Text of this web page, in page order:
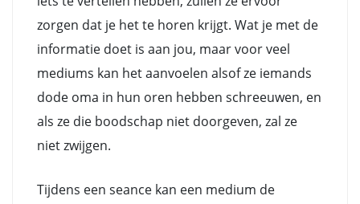
zorgen dat je het te horen krijgt. Wat je met de
informatie doet is aan jou, maar voor veel
mediums kan het aanvoelen alsof ze iemands
dode oma in hun oren hebben schreeuwen, en
als ze die boodschap niet doorgeven, zal ze
niet zwijgen.
Tijdens een seance kan een medium de